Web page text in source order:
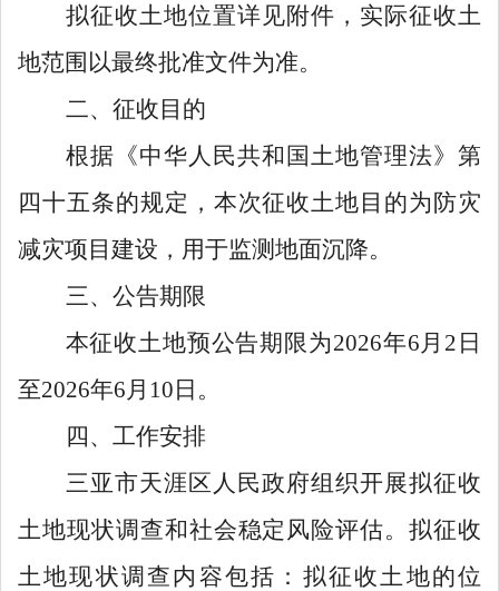
拟征收土地位置详见附件，实际征收土
地范围以最终批准文件为准。
二、征收目的
根据《中华人民共和国 土地管理法》第
四十五条的规定，本次征收土地目的为 防灾
减灾项目建设，用于监测地面沉降。
三、公告期限
本征收土地预公告期限为2026年6 月 2 日
至2026年6 月 10 日。
四、工作安排
三亚市天涯区 人民政府组织开展拟征收
土地现状调查和社会稳定风险评估。拟征收
土地现状调查内容包括：拟征收土地的位